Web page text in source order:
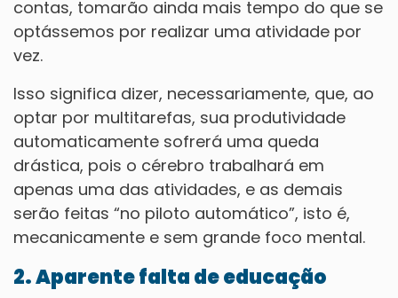
contas, tomarão ainda mais tempo do que se
optássemos por realizar uma atividade por
vez.
Isso significa dizer, necessariamente, que, ao
optar por multitarefas, sua produtividade
automaticamente sofrerá uma queda
drástica, pois o cérebro trabalhará em
apenas uma das atividades, e as demais
serão feitas “no piloto automático”, isto é,
mecanicamente e sem grande foco mental.
2. Aparente falta de educação